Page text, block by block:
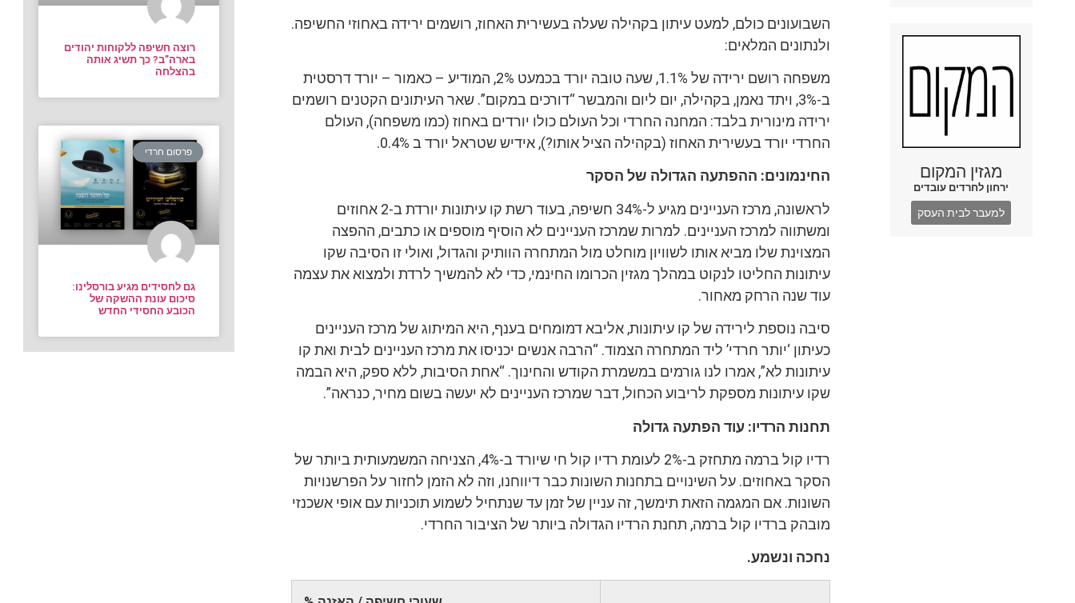
מגזין המקום
ירחון לחרדים עובדים
למעבר לבית העסק
השבועונים כולם, למעט עיתון בקהילה שעלה בעשירית האחוז, רושמים ירידה באחוזי החשיפה.
ולנתונים המלאים:
משפחה רושם ירידה של 1.1%, שעה טובה יורד בכמעט 2%, המודיע – כאמור – יורד דרסטית
ב-3%, ויתד נאמן, בקהילה, יום ליום והמבשר “דורכים במקום”. שאר העיתונים הקטנים רושמים
ירידה מינורית בלבד: המחנה החרדי וכל העולם כולו יורדים באחוז (כמו משפחה), העולם
החרדי יורד בעשירית האחוז (בקהילה הציל אותו?), אידיש שטראל יורד ב 0.4%.
החינמונים: ההפתעה הגדולה של הסקר
לראשונה, מרכז העניינים מגיע ל-34% חשיפה, בעוד רשת קו עיתונות יורדת ב-2 אחוזים
ומשתווה למרכז העניינים. למרות שמרכז העניינים לא הוסיף מוספים או כתבים, ההפצה
המצוינת שלו מביא אותו לשוויון מוחלט מול המתחרה הוותיק והגדול, ואולי זו הסיבה שקו
עיתונות החליטו לנקוט במהלך מגזין הכרומו החינמי, כדי לא להמשיך לרדת ולמצוא את עצמה
עוד שנה הרחק מאחור.
סיבה נוספת לירידה של קו עיתונות, אליבא דמומחים בענף, היא המיתוג של מרכז העניינים
כעיתון ‘יותר חרדי’ ליד המתחרה הצמוד. “הרבה אנשים יכניסו את מרכז העניינים לבית ואת קו
עיתונות לא”, אמרו לנו גורמים במשמרת הקודש והחינוך. “אחת הסיבות, ללא ספק, היא הבמה
שקו עיתונות מספקת לריבוע הכחול, דבר שמרכז העניינים לא יעשה בשום מחיר, כנראה”.
תחנות הרדיו: עוד הפתעה גדולה
רדיו קול ברמה מתחזק ב-2% לעומת רדיו קול חי שיורד ב-4%, הצניחה המשמעותית ביותר של
הסקר באחוזים. על השינויים בתחנות השונות כבר דיווחנו, וזה לא הזמן לחזור על הפרשנויות
השונות. אם המגמה הזאת תימשך, זה עניין של זמן עד שנתחיל לשמוע תוכניות עם אופי אשכנזי
מובהק ברדיו קול ברמה, תחנת הרדיו הגדולה ביותר של הציבור החרדי.
נחכה ונשמע.
רוצה חשיפה ללקוחות יהודים
בארה”ב? כך תשיג אותה
בהצלחה
פרסום חרדי
גם לחסידים מגיע בורסלינו:
סיכום עונת ההשקה של
הכובע החסידי החדש